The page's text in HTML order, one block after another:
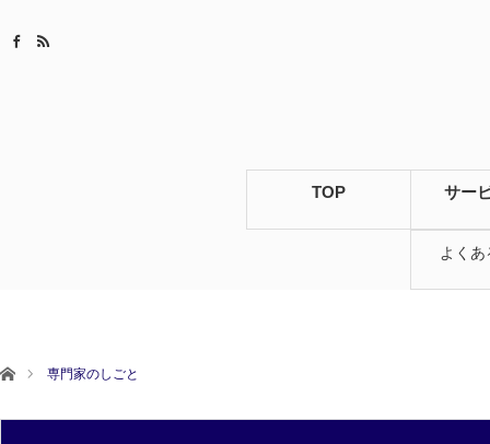
TOP サー
よく
ホーム専門家のしごと